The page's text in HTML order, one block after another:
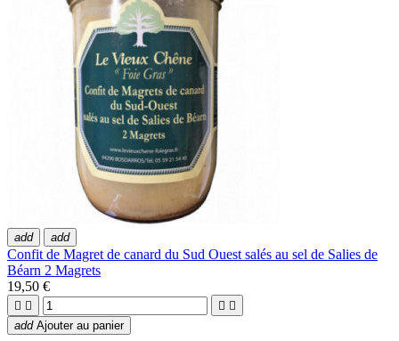
add add
Confit de Magret de canard du Sud Ouest salés au sel de Salies de
Béarn 2 Magrets
19,50 €
   
add Ajouter au panier